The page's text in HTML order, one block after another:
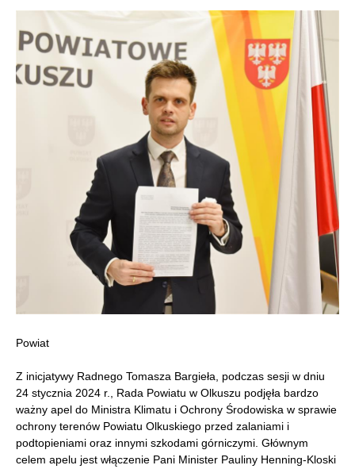
Powiat
Z inicjatywy Radnego Tomasza Bargieła, podczas sesji w dniu
24 stycznia 2024 r., Rada Powiatu w Olkuszu podjęła bardzo
ważny apel do Ministra Klimatu i Ochrony Środowiska w sprawie
ochrony terenów Powiatu Olkuskiego przed zalaniami i
podtopieniami oraz innymi szkodami górniczymi. Głównym
celem apelu jest włączenie Pani Minister Pauliny Henning-Kloski